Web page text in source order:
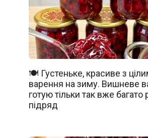
🍽️ Густеньке, красиве з
варення на зиму. Вишневе
готую тільки так вже багато
підряд